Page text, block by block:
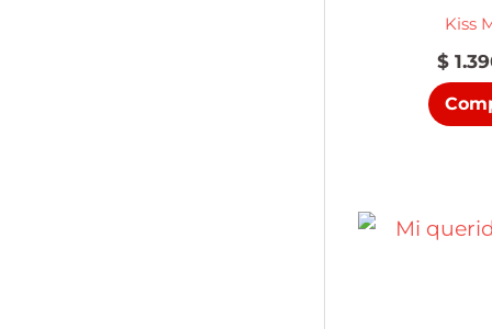
Kiss
$